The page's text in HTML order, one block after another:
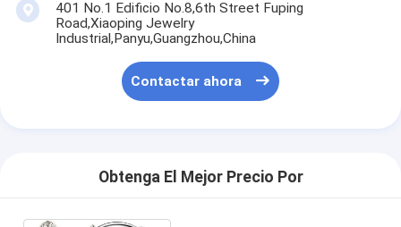
401 No.1 Edificio No.8,6th Street Fuping
Road,Xiaoping Jewelry
Industrial,Panyu,Guangzhou,China
Contactar ahora
Obtenga El Mejor Precio Por